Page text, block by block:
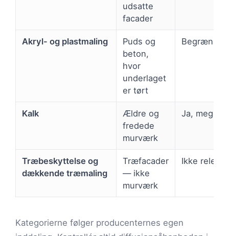
udsatte
facader
Akryl- og plastmaling
Puds og
beton,
hvor
underlaget
er tørt
Begrænset
Kalk
Ældre og
fredede
murværk
Ja, meget
Træbeskyttelse og
dækkende træmaling
Træfacader
— ikke
murværk
Ikke
Kategorierne følger producenternes egen